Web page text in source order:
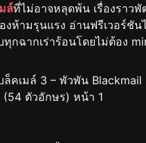
ล์ที่ไม่อาจหลุดพ้น เรื่องราว
ห้ามรุนแรง อ่านฟรีเวอร์ชัน
กฉากเร่าร้อนโดยไม่ต้อง